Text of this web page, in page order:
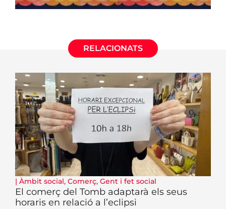
RELACIONATS
| Àmbit social, Comerç, Gent i fet social
El comerç del Tomb adaptarà els seus
horaris en relació a l’eclipsi